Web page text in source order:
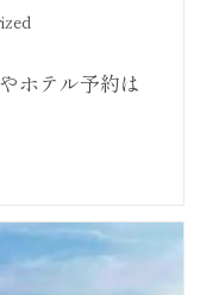
ホテル予約は